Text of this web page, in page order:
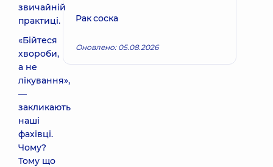
звичайній
практиці.
«Бійтеся
хвороби,
а не
лікування»,
—
закликають
наші
фахівці.
Чому?
Тому що
Рак соска
Оновлено: 05.08.2026